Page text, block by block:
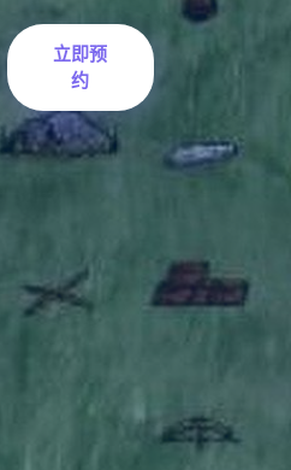
立即预
约